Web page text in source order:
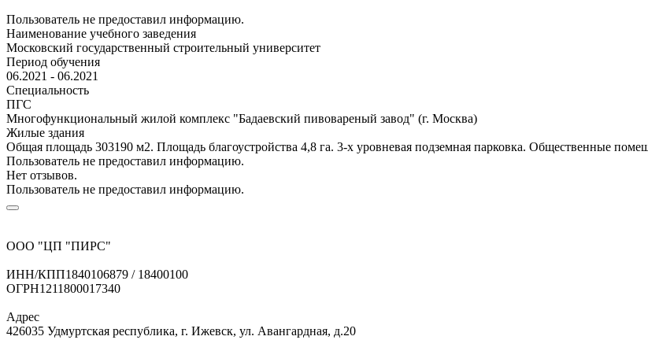
Пользователь не предоставил информацию.
Наименование учебного заведения
Московский государственный строительный университет
Период обучения
06.2021 - 06.2021
Специальность
ПГС
Многофункциональный жилой комплекс "Бадаевский пивовареный завод" (г. Москва)
Жилые здания
Общая площадь 303190 м2. Площадь благоустройства 4,8 га. 3-х уровневая подземная парковка. Общественные
Пользователь не предоставил информацию.
Нет отзывов.
Пользователь не предоставил информацию.
ООО "ЦП "ПИРС"
ИНН/КПП1840106879 / 18400100
ОГРН1211800017340
Адрес
426035 Удмуртская республика, г. Ижевск, ул. Авангардная, д.20